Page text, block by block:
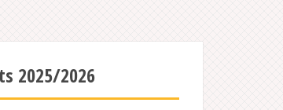
2025/2026